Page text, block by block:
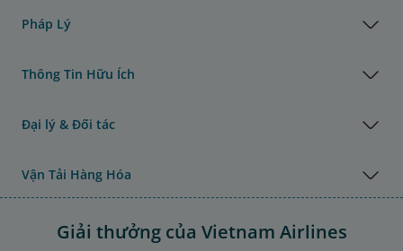
Pháp Lý
Thông Tin Hữu Ích
Đại lý & Đối tác
Vận Tải Hàng Hóa
Giải thưởng của Vietnam Airlines